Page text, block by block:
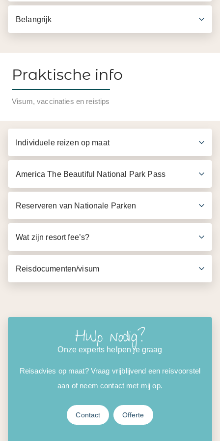
Belangrijk
Inbegrepen in de prijs
Cruise over Biscayne Bay (90 minuten)
Vrije tijd bij Bayside Marketplace (1 uur)
Hotel pick-up langs de A1A van Hollywood tot
Brickell Ave
Praktische info
Visum, vaccinaties en reistips
Individuele reizen op maat
America The Beautiful National Park Pass
Reserveren van Nationale Parken
Wat zijn resort fee’s?
Reisdocumenten/visum
Hulp nodig?
Onze experts helpen je graag
Reisadvies op maat? Vraag vrijblijvend een reisvoorstel
aan of neem contact met mij op.
Contact Offerte